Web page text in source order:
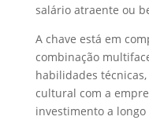
salário atraente ou
A chave está em
combinação
habilidades
cultural com a
investimento a